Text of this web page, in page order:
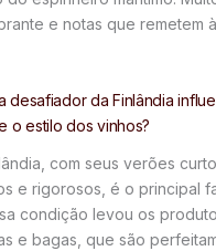
e notas que remetem
desafiador da Finlândia
o estilo dos vinhos?
com seus verões
e rigorosos, é o principal
condição levou os
e bagas, que são